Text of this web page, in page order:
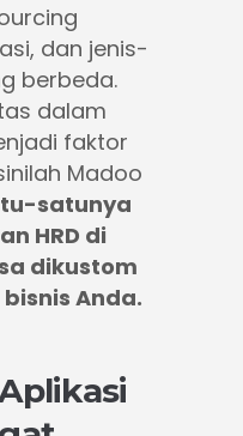
dan jenis-
berbeda.
dalam
faktor
Madoo
satunya
HRD di
dikustom
Anda.